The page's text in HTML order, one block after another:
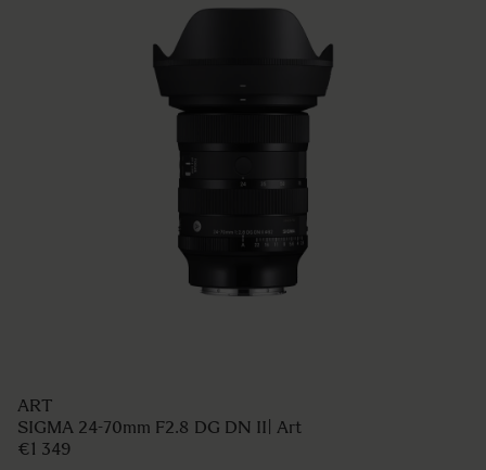
ART
SIGMA 24-70mm F2.8 DG DN II| Art
€1 349